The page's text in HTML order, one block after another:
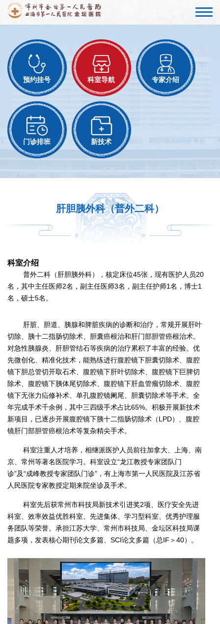
预约挂号 科室导航 专家介绍
门诊排班 新技术
肝胆胰外科（普外二科）
科室介绍
普外二科（肝胆胰外科），核定床位45张，现有医护人员20
名，其中主任医师2名，副主任医师3名，副主任护师1名，博士1
名，硕士5名。
肝脏、胆道、胰腺和脾脏疾病的诊断和治疗，常规开展肝叶
切除、胰十二指肠切除术、胆囊癌根治和肝门部胆管癌根治术。
对急性胰腺炎、肝胆管结石等疾病的治疗累积了丰富的经验。优
先微创化、精准化技术，能熟练进行腹腔镜下胆囊切除术、腹腔
镜下胆总管切开取石术、腹腔镜下肝叶切除术、腹腔镜下巨脾切
除术、腹腔镜下胰体尾切除术、腹腔镜下肝血管瘤切除术、腹腔
镜下无张力疝修补术、单孔腹腔镜阑尾、胆囊切除术等手术。全
年完成手术千余例，其中三四级手术占比65%。积极开展新技术
新项目，已逐步开展腹腔镜下胰十二指肠切除术（LPD）、腹腔
镜肝门部胆管癌根治术等复杂精尖手术。
科室注重人才培养，相继派医护人员前往加拿大、上海、南
京、常州等著名医院学习。科室设立“龙江教授专家团队门
诊”及“成峰教授专家团队门诊”，有上海市第一人民医院及江苏省
人民医院专家教授定期来院坐诊及手术。
科室先后获常州市科技局新技术引进奖2项、医疗安全先进
科室、效率效益优胜科室、先进集体、学习型科室、优秀护理服
务团队等荣誉。承担江苏大学、常州市科技局、金坛区科技局课
题多项，发表核心期刊论文多篇、SCI论文多篇（总IF＞40）。